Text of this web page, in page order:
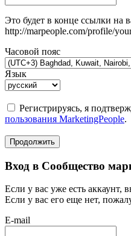
Это будет в конце ссылки на
http://marpeople.com/profile/
Часовой пояс
Язык
Регистрируясь, я
пользования MarketingPeople.
Продолжить
Вход в Сообщество
Если у вас уже есть аккаунт,
Если у вас его еще нет,
E-mail